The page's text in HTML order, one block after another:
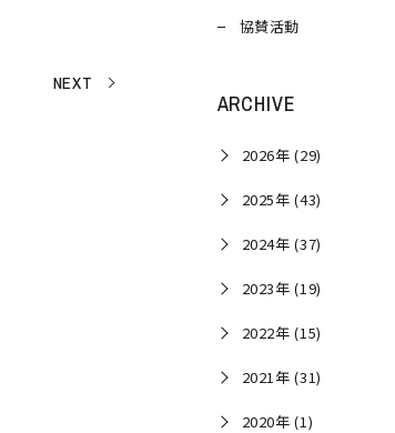
NEXT
協賛活動
ARCHIVE
2026年 (29)
2025年 (43)
2024年 (37)
2023年 (19)
2022年 (15)
2021年 (31)
2020年 (1)